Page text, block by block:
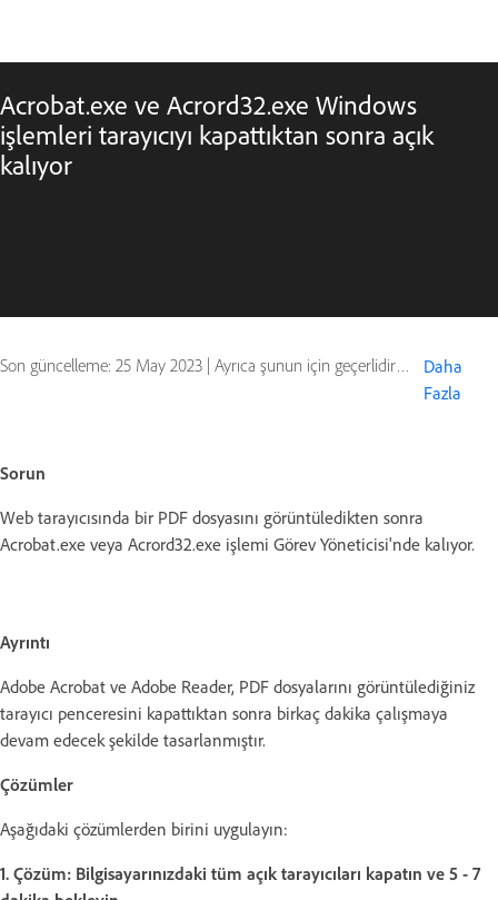
Acrobat.exe ve Acrord32.exe Windows
işlemleri tarayıcıyı kapattıktan sonra açık
kalıyor
Son güncelleme: 25 May 2023 | Ayrıca şunun için geçerlidir: Reader
Daha
Fazla
Sorun
Web tarayıcısında bir PDF dosyasını görüntüledikten sonra
Acrobat.exe veya Acrord32.exe işlemi Görev Yöneticisi'nde kalıyor.
Ayrıntı
Adobe Acrobat ve Adobe Reader, PDF dosyalarını görüntülediğiniz
tarayıcı penceresini kapattıktan sonra birkaç dakika çalışmaya
devam edecek şekilde tasarlanmıştır.
Çözümler
Aşağıdaki çözümlerden birini uygulayın:
1. Çözüm: Bilgisayarınızdaki tüm açık tarayıcıları kapatın ve 5 - 7